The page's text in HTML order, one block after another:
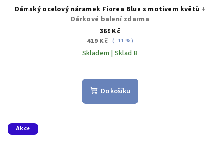
Dámský ocelový náramek Fiorea Blue s motivem květů +
Dárkové balení zdarma
369 Kč
419 Kč (–11 %)
Skladem | Sklad B
Do košíku
Akce